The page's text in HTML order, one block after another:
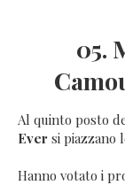
05.
Al quinto posto
Ever si piazzano
Hanno votato i